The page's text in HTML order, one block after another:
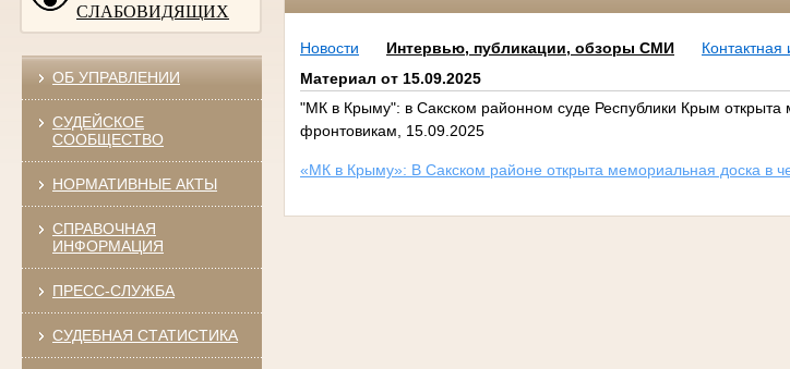
СЛАБОВИДЯЩИХ
ОБ УПРАВЛЕНИИ
СУДЕЙСКОЕ
СООБЩЕСТВО
НОРМАТИВНЫЕ АКТЫ
СПРАВОЧНАЯ
ИНФОРМАЦИЯ
ПРЕСС-СЛУЖБА
СУДЕБНАЯ СТАТИСТИКА
Новости Интервью, публикации, обзоры СМИ
Материал от 15.09.2025
"МК в Крыму": в Сакском районном суде Республики Крым открыта
фронтовикам, 15.09.2025
«МК в Крыму»: В Сакском районе открыта мемориальная доска в